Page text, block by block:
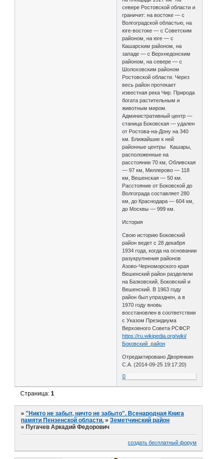
севере Ростовской области и
граничит: на востоке — с
Волгоградской областью, на
юге-востоке — с Советским
районом, на юге — с
Кашарским районом, на
западе — с Верхнедонским
районом, на севере — с
Шолоховским районом
Ростовской области. Через
весь район протекает
известная река Чир. Природа
богата растительным и
животным миром.
Административный центр —
станица Боковская — удален
от Ростова-на-Дону на 340
км. Ближайшие к ней
районные центры Кашары,
расположенные на
расстоянии 70 км, Обливская
— 97 км, Миллерово — 118
км, Вешенская — 50 км.
Расстояние от Боковской до
Волгограда составляет 280
км, до Краснодара — 604 км,
до Москвы — 999 км.
История
Свою историю Боковский
район ведет с 28 декабря
1934 года, когда на основании
разукрупнения районов
Азово-Черноморского края
Вешенский район разделили
на Базковский, Боковский и
Вешенский. В 1963 году
район был упразднен, а в
1970 году вновь
восстановлен в соответствии
с Указом Президиума
Верховного Совета РСФСР.
https://ru.wikipedia.org/wiki/
Боковский_район
Отредактировано Дворянкин
С.А. (2014-09-25 19:17:20)
0
Страница:1
»"Никто не забыт, ничто не забыто". Всенародная Книга
памяти Пензенской области. »Земетчинский район
» Пугачев Аркадий Федорович
создать бесплатный форум